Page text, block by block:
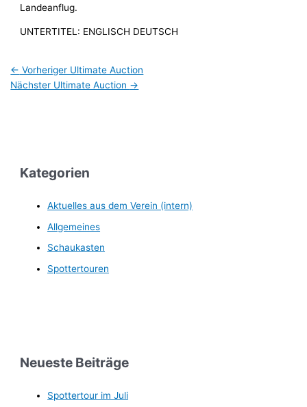
Landeanflug.
UNTERTITEL: ENGLISCH DEUTSCH
← Vorheriger Ultimate Auction
Nächster Ultimate Auction →
Kategorien
Aktuelles aus dem Verein (intern)
Allgemeines
Schaukasten
Spottertouren
Neueste Beiträge
Spottertour im Juli